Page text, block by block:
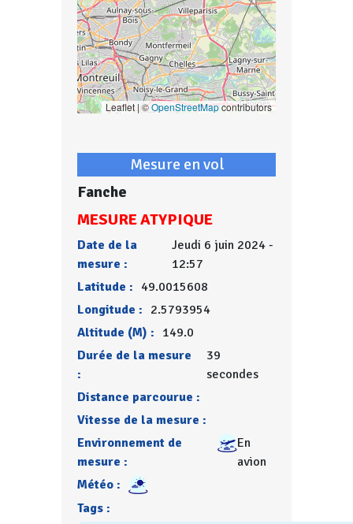
Leaflet | ©OpenStreetMapcontributors
Mesure en vol
Fanche
MESURE ATYPIQUE
Date de la
mesure :
Jeudi 6 juin 2024 -
12:57
Latitude : 49.0015608
Longitude : 2.5793954
Altitude (M) : 149.0
Durée de la mesure
:
39
secondes
Distance parcourue :
Vitesse de la mesure :
Environnement de
mesure :
En
avion
Météo :
Tags :